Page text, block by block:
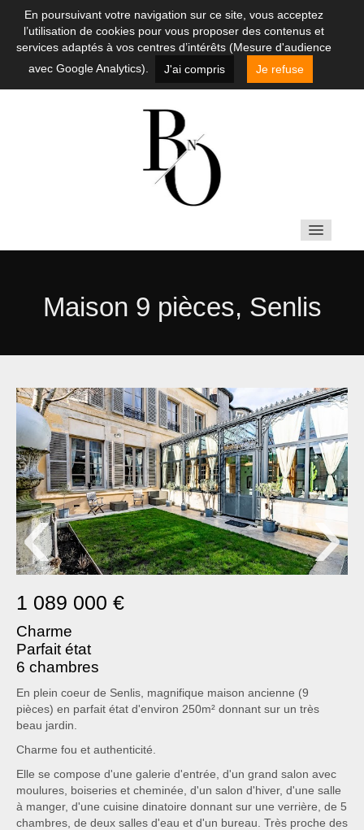
En poursuivant votre navigation sur ce site, vous acceptez
l’utilisation de cookies pour vous proposer des contenus et
services adaptés à vos centres d’intérêts (Mesure d'audience
avec Google Analytics).
J'ai compris Je refuse
LOUER
QUI SOMMES-NOUS ?
CONTACT
Maison 9 pièces, Senlis
‹ ›
1 089 000 €
Charme
Parfait état
6 chambres
En plein coeur de Senlis, magnifique maison ancienne (9
pièces) en parfait état d'environ 250m² donnant sur un très
beau jardin.
Charme fou et authenticité.
Elle se compose d'une galerie d'entrée, d'un grand salon avec
moulures, boiseries et cheminée, d'un salon d'hiver, d'une salle
à manger, d'une cuisine dinatoire donnant sur une verrière, de 5
chambres, de deux salles d'eau et d'un bureau. Très proche des